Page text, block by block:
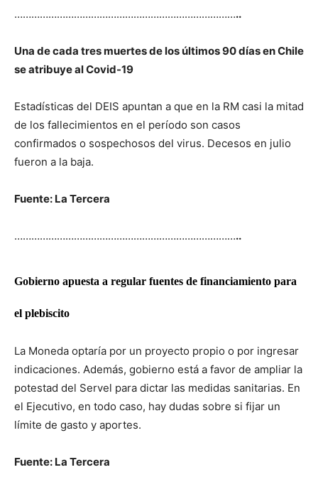
……………………………………………………………………..
Una de cada tres muertes de los últimos 90 días en Chile
se atribuye al Covid-19
Estadísticas del DEIS apuntan a que en la RM casi la mitad
de los fallecimientos en el período son casos
confirmados o sospechosos del virus. Decesos en julio
fueron a la baja.
Fuente: La Tercera
……………………………………………………………………..
Gobierno apuesta a regular fuentes de financiamiento para
el plebiscito
La Moneda optaría por un proyecto propio o por ingresar
indicaciones. Además, gobierno está a favor de ampliar la
potestad del Servel para dictar las medidas sanitarias. En
el Ejecutivo, en todo caso, hay dudas sobre si fijar un
límite de gasto y aportes.
Fuente: La Tercera